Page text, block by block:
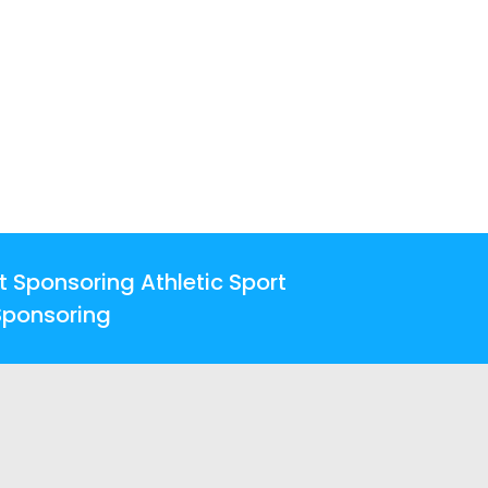
Sponsoring Athletic Sport